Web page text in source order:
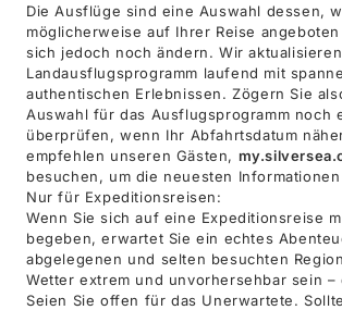
Die Ausflüge sind eine Auswahl dessen,
möglicherweise auf Ihrer Reise
sich jedoch noch ändern. Wir
Landausflugsprogramm laufend mit
authentischen Erlebnissen. Zögern Sie
Auswahl für das Ausflugsprogramm noch
überprüfen, wenn Ihr Abfahrtsdatum
empfehlen unseren Gästen,
besuchen, um die neuesten
Nur für Expeditionsreisen:
Wenn Sie sich auf eine Expeditionsreise
begeben, erwartet Sie ein echtes
abgelegenen und selten besuchten
Wetter extrem und unvorhersehbar sein –
Seien Sie offen für das Unerwartete.